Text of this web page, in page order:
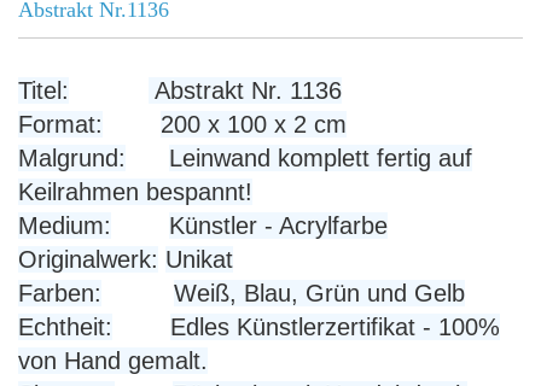
Abstrakt Nr.1136
Titel:
Abstrakt Nr. 1136
Format:
200 x 100 x 2 cm
Malgrund:
Leinwand komplett fertig auf
Keilrahmen bespannt!
Medium:
Künstler - Acrylfarbe
Originalwerk: Unikat
Farben:
Weiß, Blau, Grün und Gelb
Echtheit:
Edles Künstlerzertifikat - 100%
von Hand gemalt.